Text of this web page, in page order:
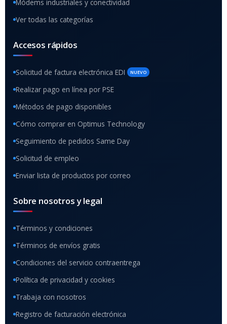
Módems industriales y conectividad
Ver todas las categorías
Accesos rápidos
Solicitud de factura electrónica EDI NUEVO
Realizar pago en línea por PSE
Métodos de pago disponibles
Cómo comprar en Optimus Technology
Seguimiento de pedidos Same Day
Solicitud de empleo
Enviar lista de productos por correo
Sobre nosotros y legal
Términos y condiciones
Términos de envíos gratis
Condiciones del servicio contraentrega
Política de privacidad y cookies
Trabaja con nosotros
Registro de facturación electrónica